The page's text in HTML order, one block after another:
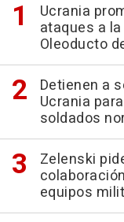
Ucrania
ataques a
Oleoducto
Detienen a
Ucrania
soldados
Zelenski
equipos